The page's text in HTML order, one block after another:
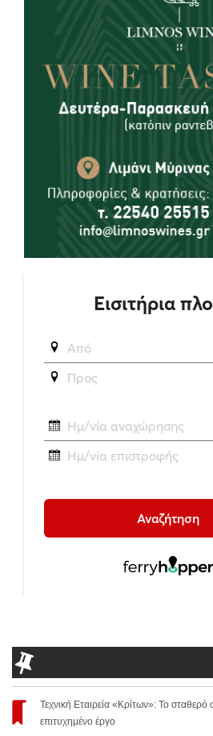
Τεχνική Εταιρεία «Κρίτων»: Το σταθερό
επιτυχημένο έργο